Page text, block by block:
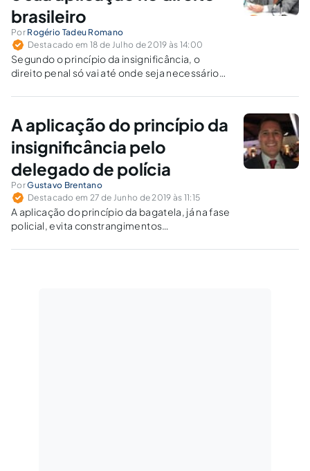
brasileiro
Por Rogério Tadeu Romano
Destacado em 18 de Julho de 2019 às 14:00
Segundo o princípio da insignificância, o
direito penal só vai até onde seja necessário
ocupar-se de bagatelas.
A aplicação do princípio da
insignificância pelo
delegado de polícia
PorGustavo Brentano
Destacado em 27 de Junho de 2019 às 11:15
A aplicação do princípio da bagatela, já na fase
policial, evita constrangimentos
da adoção de providências de polícia judiciária